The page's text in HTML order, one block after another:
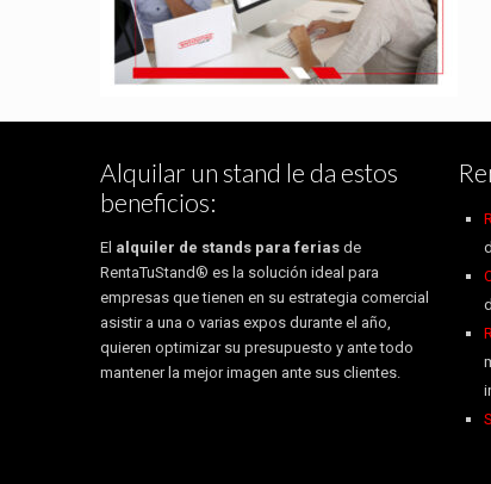
Alquilar un stand le da estos
beneficios:
El alquiler de stands para ferias de
RentaTuStand® es la solución ideal para
empresas que tienen en su estrategia comercial
asistir a una o varias expos durante el año,
quieren optimizar su presupuesto y ante todo
mantener la mejor imagen ante sus clientes.